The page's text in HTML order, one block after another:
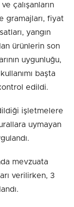
çalışanların
gramajları, fiyat
yangın
ürünlerin son
uygunluğu,
başta
edildi.
işletmelere
uymayan
mevzuata
verilirken, 3